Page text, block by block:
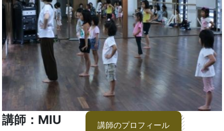
講師：MIU 講師のプロフィール